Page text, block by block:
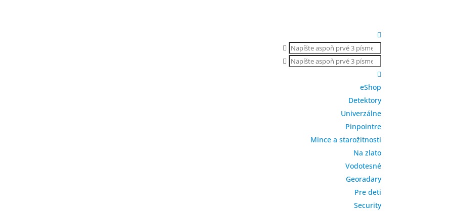
Products
search
Products

eShop
Detektory
Univerzálne
Pinpointre
Mince a starožitnosti
Na zlato
Vodotesné
Georadary
Pre deti
Security